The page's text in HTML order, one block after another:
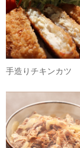
手造りチキンカツ